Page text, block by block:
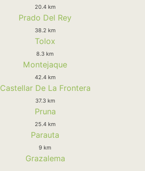
20.4 km
Prado Del Rey
38.2 km
Tolox
8.3 km
Montejaque
42.4 km
Castellar De La Frontera
37.3 km
Pruna
25.4 km
Parauta
9 km
Grazalema